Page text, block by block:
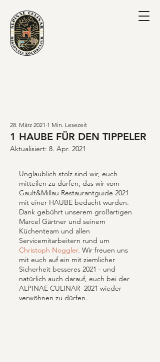
1 HAUBE FÜR DEN TIPPELER
28. März 2021 1 Min. Lesezeit
Aktualisiert: 8. Apr. 2021
Unglaublich stolz sind wir, euch
mitteilen zu dürfen, das wir vom
Gault&Millau Restaurantguide 2021
mit einer HAUBE bedacht wurden.
Dank gebührt unserem großartigen
Marcel Gärtner und seinem
Küchenteam und allen
Servicemitarbeitern rund um
Christoph Noggler. Wir freuen uns
mit euch auf ein mit ziemlicher
Sicherheit besseres 2021 - und
natürlich auch darauf, euch bei der
ALPINAE CULINAR  2021 wieder
verwöhnen zu dürfen.